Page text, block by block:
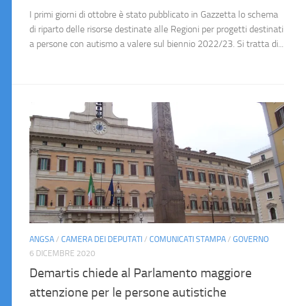
I primi giorni di ottobre è stato pubblicato in Gazzetta lo schema
di riparto delle risorse destinate alle Regioni per progetti destinati
a persone con autismo a valere sul biennio 2022/23. Si tratta di...
ANGSA/ CAMERA DEI DEPUTATI/ COMUNICATI STAMPA/ GOVERNO
6 DICEMBRE 2020
Demartis chiede al Parlamento maggiore
attenzione per le persone autistiche